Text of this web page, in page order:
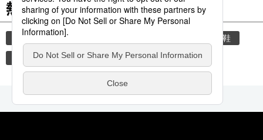
熱門關鍵詞
教育 禮儀 脫鞋
觀光旅遊 時事通信新聞 歷史 飲食